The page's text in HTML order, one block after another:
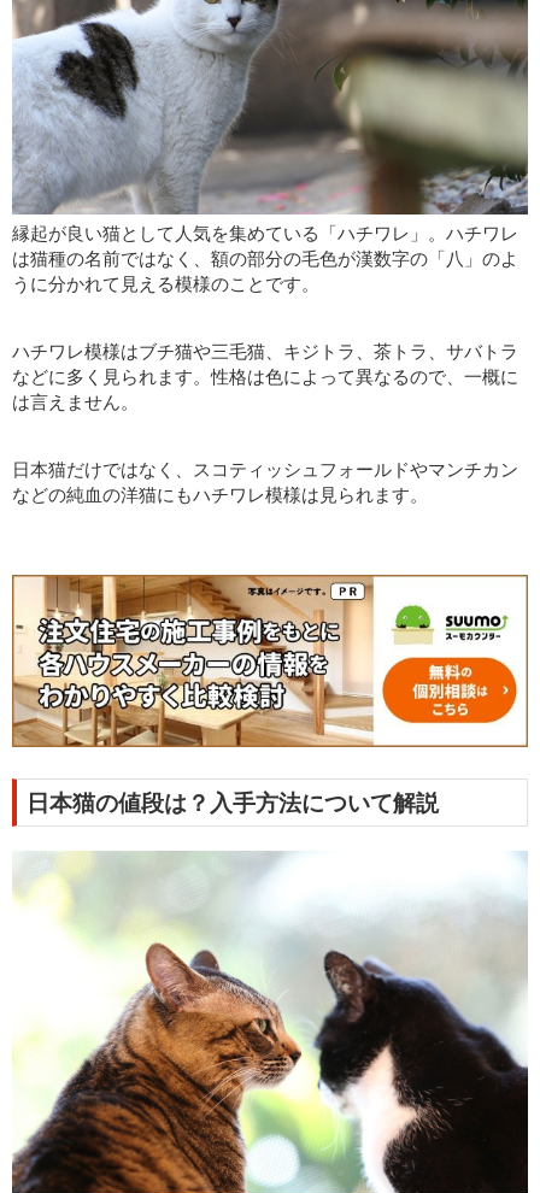
縁起が良い猫として人気を集めている「ハチワレ」。ハチワレ
は猫種の名前ではなく、額の部分の毛色が漢数字の「八」のよ
うに分かれて見える模様のことです。
ハチワレ模様はブチ猫や三毛猫、キジトラ、茶トラ、サバトラ
などに多く見られます。性格は色によって異なるので、一概に
は言えません。
日本猫だけではなく、スコティッシュフォールドやマンチカン
などの純血の洋猫にもハチワレ模様は見られます。
日本猫の値段は？入手方法について解説